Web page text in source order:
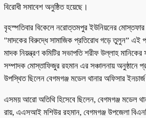
বিরোধী সমাবেশ অনুষ্ঠিত হয়েছে।
বৃহস্পতিবার বিকেলে নরোত্তমপুর ইউনিয়নের মোস্তফার
"মাদকের বিরুদ্ধে সামাজিক প্রতিরোধ গড়ে তুলুন” এই
মাদক নিয়ন্ত্রণ কমিটির সভাপতি শরীফ উল্লাহ মানিকের
সম্পাদক মোস্তাফিজুর রহমান এর সঞ্চালনায় অনুষ্ঠানে
উপস্থিত ছিলেন বেগমগঞ্জ মডেল থানার অফিসার
এসময় আরো অতিথি হিসেবে ছিলেন, বেগমগঞ্জ মডেল
রায়, এএসআই মশিউর রহমান, বেগমগঞ্জ উপজেলা